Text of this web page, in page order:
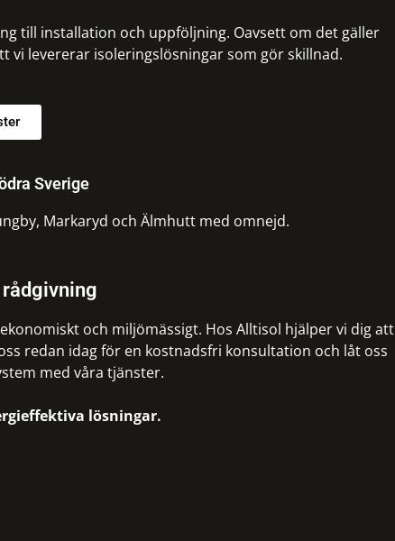
till installation och uppföljning. Oavsett om det gäller
vi levererar isoleringslösningar som gör skillnad.
Sverige
Markaryd och Älmhutt med omnejd.
och miljömässigt. Hos Alltisol hjälper vi dig att
redan idag för en kostnadsfri konsultation och låt oss
med våra tjänster.
lösningar.